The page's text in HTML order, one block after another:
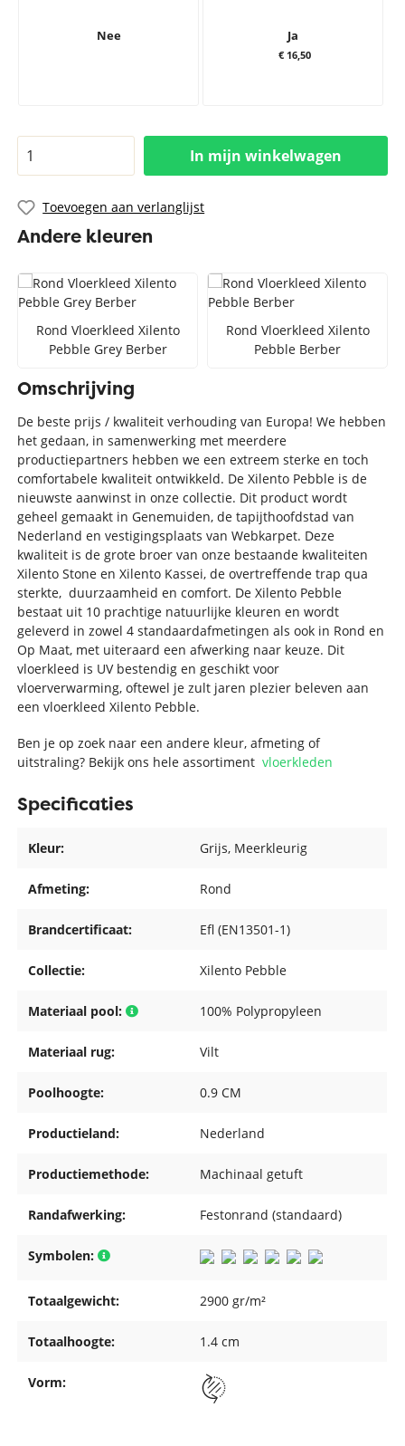
Nee Ja
€ 16,50
In mijn winkelwagen
Toevoegen aan verlanglijst
Andere kleuren
Rond Vloerkleed Xilento
Pebble Grey Berber
Rond Vloerkleed Xilento
Pebble Berber
Omschrijving
De beste prijs / kwaliteit verhouding van Europa! We hebben
het gedaan, in samenwerking met meerdere
productiepartners hebben we een extreem sterke en toch
comfortabele kwaliteit ontwikkeld. De Xilento Pebble is de
nieuwste aanwinst in onze collectie. Dit product wordt
geheel gemaakt in Genemuiden, de tapijthoofdstad van
Nederland en vestigingsplaats van Webkarpet. Deze
kwaliteit is de grote broer van onze bestaande kwaliteiten
Xilento Stone en Xilento Kassei, de overtreffende trap qua
sterkte, duurzaamheid en comfort. De Xilento Pebble
bestaat uit 10 prachtige natuurlijke kleuren en wordt
geleverd in zowel 4 standaardafmetingen als ook in Rond en
Op Maat, met uiteraard een afwerking naar keuze. Dit
vloerkleed is UV bestendig en geschikt voor
vloerverwarming, oftewel je zult jaren plezier beleven aan
een vloerkleed Xilento Pebble.
Ben je op zoek naar een andere kleur, afmeting of
uitstraling? Bekijk ons hele assortimentvloerkleden
Specificaties
Kleur: Grijs, Meerkleurig
Afmeting: Rond
Brandcertificaat: Efl (EN13501-1)
Collectie: Xilento Pebble
Materiaal pool: 100% Polypropyleen
Materiaal rug: Vilt
Poolhoogte: 0.9 CM
Productieland: Nederland
Productiemethode: Machinaal getuft
Randafwerking: Festonrand (standaard)
Symbolen:
Totaalgewicht: 2900 gr/m²
Totaalhoogte: 1.4 cm
Vorm: